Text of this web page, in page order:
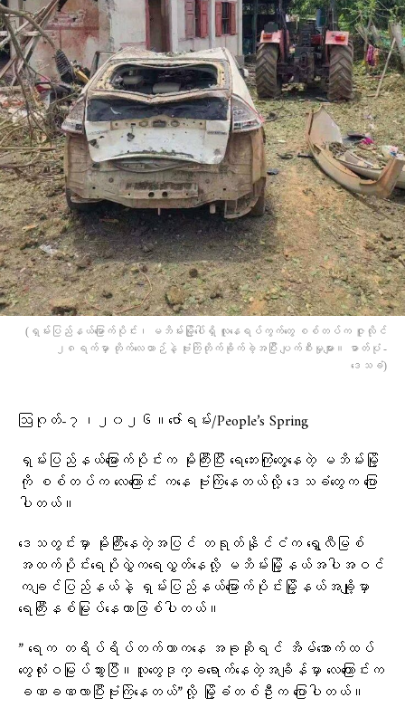
(ရှမ်းပြည်နယ်မြောက်ပိုင်း၊ မဘိမ်းမြို့ပေါ်ရှိ လူနေရပ်ကွက်တွေ စစ်တပ်က ဇူလိုင်
၂၈ရက်မှာ တိုက်လေယာဉ်နဲ့ ဗုံးကြဲတိုက်ခိုက်ခဲ့အပြီး ပျက်စီးမှုများ။ ဓာတ်ပုံ -
ဒေသခံ)
ဩဂုတ်-၇၊၂၀၂၆။ဇော်ရမ်း/People’s Spring
ရှမ်းပြည်နယ်မြောက်ပိုင်းက မိုးကြီးပြီး ရေဘေးကြုံတွေ့နေတဲ့ မဘိမ်းမြို့
ကို စစ်တပ်က လေကြောင်း ကနေ ဗုံးကြဲနေတယ်လို့ ဒေသခံတွေက ပြော
ပါတယ်။
ဒေသတွင်းမှာ မိုးကြီးနေတဲ့အပြင် တရုတ်နိုင်ငံက ရွှေလီမြစ်
အထက်ပိုင်းရေပိုလွှဲက​ရေလွှတ်နေလို့ မဘိမ်းမြို့နယ်အပါအဝင်
ကချင်ပြည်နယ်နဲ့ ရှမ်းပြည်နယ်မြောက်ပိုင်းမြို့နယ်အချို့မှာ
ရေကြီးနစ်မြုပ်နေတာဖြစ်ပါတယ်။
” ရေက တရိပ်ရိပ်တက်တာကနေ အခုဆိုရင် အိမ်အောက်ထပ်
တွေလုံးဝမြုပ်သွားပြီ။လူတွေဒုက္ခရောက်နေတဲ့အချိန်မှာ လေကြောင်းက
ခဏခဏလာပြီးဗုံးကြဲနေတယ်”လို့ မြို့ခံတစ်ဦးက ပြောပါတယ်။